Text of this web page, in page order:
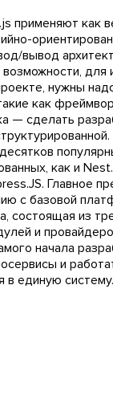
применяют как
вывод
для
нужны
как
— сделать
как и
Главное
с базовой
состоящая из
и
начала
и
в единую систему.